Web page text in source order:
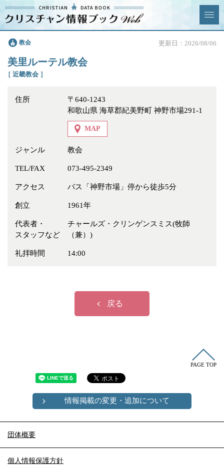
クリスチャン
情報ブックとは
News & Topics
よくあるご質問
教会 学校・幼稚園・神学校
特別集会奉仕者
冠婚葬祭 各種団体
教会 更新日：2026/08/06
美里ルーテル教会
［ 近畿教会 ］
住所
〒640-1243
和歌山県 海草郡紀美野町 神野市場291-1
MAP
ジャンル 教会
TEL/FAX 073-495-2349
アクセス バス「神野市場」停から徒歩5分
創立 1961年
代表者・
スタッフなど
チャールズ・クリンゲンスミス(牧師
（兼）)
礼拝時間 14:00
戻る
PAGE TOP
情報掲載の変更・追加について
団体概要
個人情報保護方針